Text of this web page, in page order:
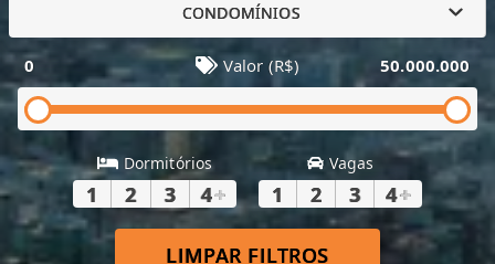
CONDOMÍNIOS
0 Valor (R$) 50.000.000
Dormitórios
1 2 3 4+
Vagas
1 2 3 4+
LIMPAR FILTROS